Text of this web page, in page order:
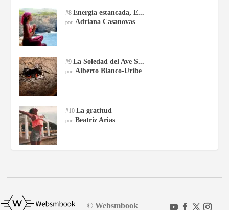
#8Energía estancada, E...
por: Adriana Casanovas
#9La Soledad del Ave S...
por: Alberto Blanco-Uribe
#10La gratitud
por: Beatriz Arias
©Websmbook |